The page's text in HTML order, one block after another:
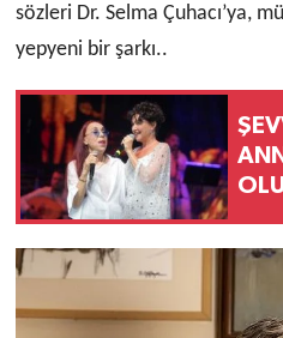
sözleri Dr. Selma Çuhacı’ya,
yepyeni bir şarkı..